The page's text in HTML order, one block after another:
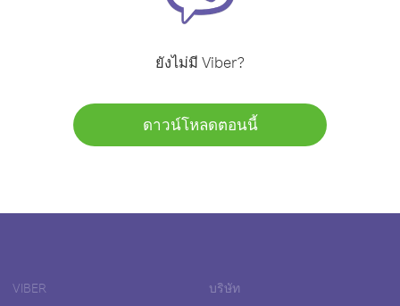
ยังไม่มี Viber?
ดาวน์โหลดตอนนี้
VIBER บริษัท